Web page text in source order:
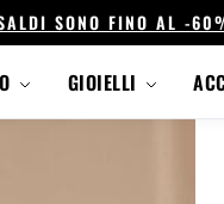
SONO FINO AL -
GIOIELLI